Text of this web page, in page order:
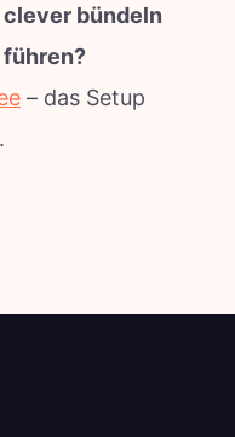
bündeln
führen?
– das Setup